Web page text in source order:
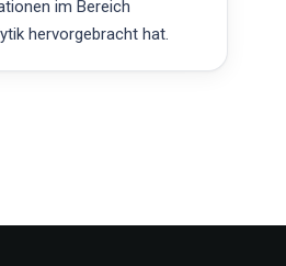
im Bereich
hervorgebracht hat.